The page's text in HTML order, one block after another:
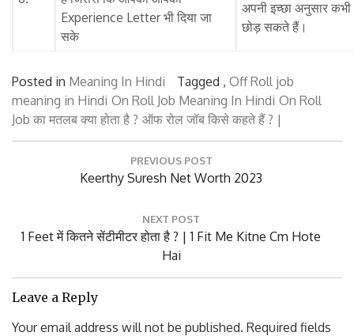
Experience Letter भी दिया जा
सके
अपनी इच्छा अनुसार कभी
छोड़ सकते हैं।
Posted in Meaning In Hindi Tagged , Off Roll job
meaning in Hindi On Roll Job Meaning In Hindi On Roll
Job का मतलब क्या होता है ? ऑफ रोल जॉब किसे कहते हैं ? |
PREVIOUS POST
Previous
Keerthy Suresh Net Worth 2023
NEXT POST
Next
1 Feet में कितने सेंटीमीटर होता है ? | 1 Fit Me Kitne Cm Hote
Hai
Leave a Reply
Your email address will not be published. Required fields